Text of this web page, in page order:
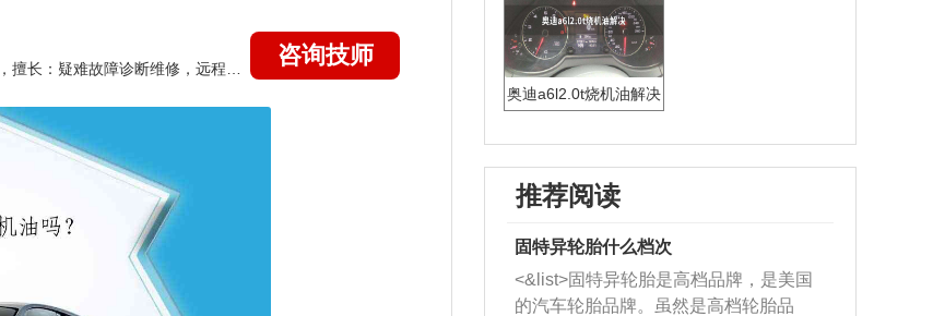
咨询技师
奥迪a6l2.0t烧机油解决
推荐阅读
固特异轮胎什么档次
<&list>固特异轮胎是高档品牌，是美国
的汽车轮胎品牌。虽然是高档轮胎品